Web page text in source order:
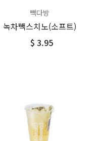
빽다방
녹차빽스치노(소프트)
$ 3.95